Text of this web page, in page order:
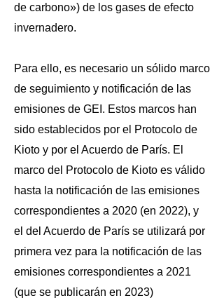
de carbono») de los gases de efecto
invernadero.
Para ello, es necesario un sólido marco
de seguimiento y notificación de las
emisiones de GEI. Estos marcos han
sido establecidos por el Protocolo de
Kioto y por el Acuerdo de París. El
marco del Protocolo de Kioto es válido
hasta la notificación de las emisiones
correspondientes a 2020 (en 2022), y
el del Acuerdo de París se utilizará por
primera vez para la notificación de las
emisiones correspondientes a 2021
(que se publicarán en 2023)